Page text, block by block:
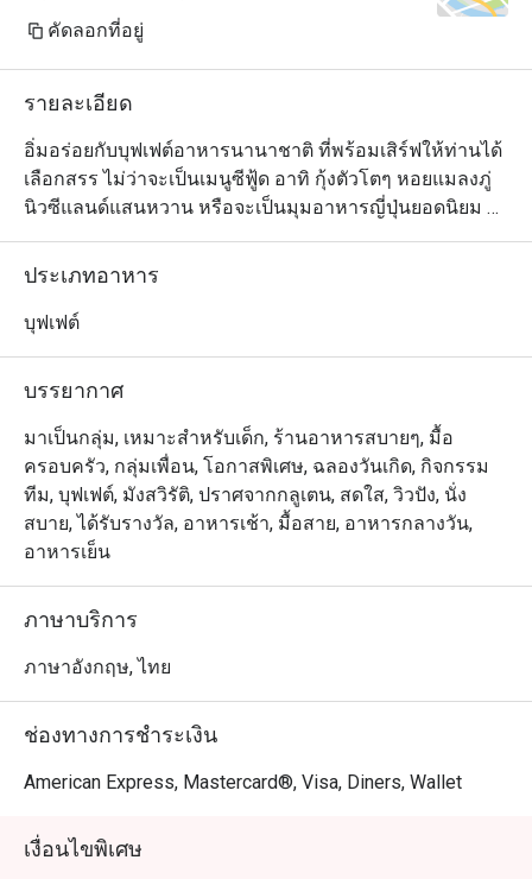
คัดลอกที่อยู่
รายละเอียด
อิ่มอร่อยกับบุฟเฟต์อาหารนานาชาติ ที่พร้อมเสิร์ฟให้ท่านได้
เลือกสรร ไม่ว่าจะเป็นเมนูซีฟู้ด อาทิ กุ้งตัวโตๆ หอยแมลงภู่
นิวซีแลนด์แสนหวาน หรือจะเป็นมุมอาหารญี่ปุ่นยอดนิยม
อาหารไทยรสจัด มุมสลัดสดอร่อย เพลิดเพลินกับเมนูพาสต้า
ปรุงร้อนๆ ตามสั่ง ให้ท่านได้เลือกลิ้มลอง ด้านเมนูของหวาน
เมด น้ำพุช็อคโกแลต และผลไม้สดไว้รอต้อนรับ บรรยากาศ
曼谷龙马酒店中庭自助餐厅独创的国际菜式,全新专业厨师
团队现场给你现煮亚拉斯加大虾海贝类等... 尤其是不能错
过美味迷人的饭后甜品，例如大理石纹蛋糕，意大利奶油
布丁，喷泉巧克力和泰国时令水果，林林总总，应有尽有
和週日brunch, 行政副总厨 Chef Francesco 亲自主理所有
驰名泰国泥蟹，篮花蟹，生蚝和进口青口贝等海鲜，无论
冻食或各种风味热炒都能令你一试难忘... 不要忘记亲们和
Atrium @ The Landmark Bangkok ให้บริการบุฟเฟ่ต์อาหาร
นานาชาติสุดหรู ตั้งอยู่ที่ชั้นล็อบบี้ของโรงแรม The
นานา ร้านเหมาะสำหรับครอบครัวและเด็ก บรรยากาศกว้าง
ขวางและนั่งสบาย เหมาะกับทั้งมื้อครอบครัวและโอกาส
ประเภทอาหาร
บุฟเฟต์
บรรยากาศ
มาเป็นกลุ่ม, เหมาะสำหรับเด็ก, ร้านอาหารสบายๆ, มื้อ
ครอบครัว, กลุ่มเพื่อน, โอกาสพิเศษ, ฉลองวันเกิด, กิจกรรม
ทีม, บุฟเฟต์, มังสวิรัติ, ปราศจากกลูเตน, สดใส, วิวปัง, นั่ง
สบาย, ได้รับรางวัล, อาหารเช้า, มื้อสาย, อาหารกลางวัน,
อาหารเย็น
ภาษาบริการ
ภาษาอังกฤษ, ไทย
ช่องทางการชำระเงิน
American Express, Mastercard®, Visa, Diners, Wallet
เงื่อนไขพิเศษ